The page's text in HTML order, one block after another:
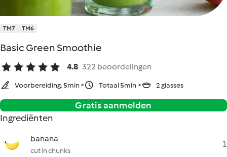
TM7 TM6
Basic Green Smoothie
4.8 322 beoordelingen
Voorbereiding. 5min Totaal 5min 2 glasses
Gratis aanmelden
Ingrediënten
banana
cut in chunks
1